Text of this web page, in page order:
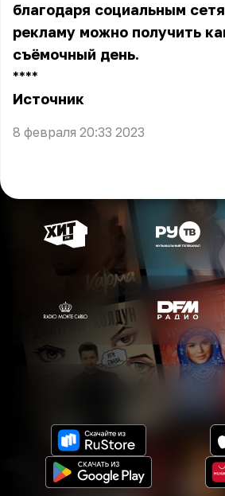
благодаря социальным
рекламу можно получить
съёмочный день.
** **
Источник
8 февраля 20:33 2023